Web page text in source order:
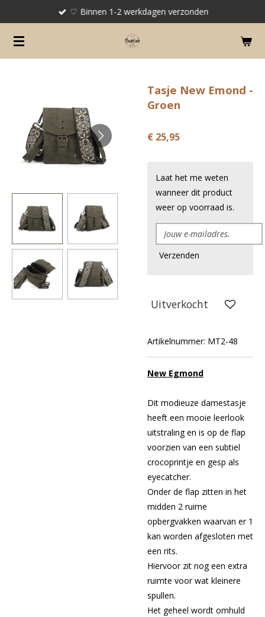
naar
de
♡ Binnen 1-2 werkdagen verzonden
Tasje New Emond -
Groen
€ 25,95
Laat het me weten
wanneer dit product
weer op voorraad is.
Verzenden
Uitverkocht
Artikelnummer: MT2-48
New Egmond
Dit modieuze damestasje
heeft een mooie leerlook
uitstraling en is op de flap
voorzien van een subtiel
crocoprintje en gesp als
eyecatcher.
Onder de flap zitten in het
midden 2 ruime
opbergvakken waarvan er 1
kan worden afgesloten met
een rits.
Hiervoor zit nog een extra
ruimte voor wat kleinere
spullen.
Het geheel wordt omhuld